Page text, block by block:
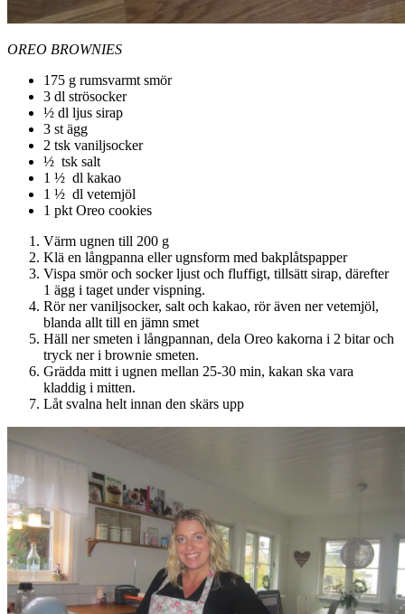
OREO BROWNIES
175 g rumsvarmt smör
3 dl strösocker
½ dl ljus sirap
3 st ägg
2 tsk vaniljsocker
½ tsk salt
1 ½ dl kakao
1 ½ dl vetemjöl
1 pkt Oreo cookies
Värm ugnen till 200 g
Klä en långpanna eller ugnsform med bakplåtspapper
Vispa smör och socker ljust och fluffigt, tillsätt sirap, därefter
1 ägg i taget under vispning.
Rör ner vaniljsocker, salt och kakao, rör även ner vetemjöl,
blanda allt till en jämn smet
Häll ner smeten i långpannan, dela Oreo kakorna i 2 bitar och
tryck ner i brownie smeten.
Grädda mitt i ugnen mellan 25-30 min, kakan ska vara
kladdig i mitten.
Låt svalna helt innan den skärs upp